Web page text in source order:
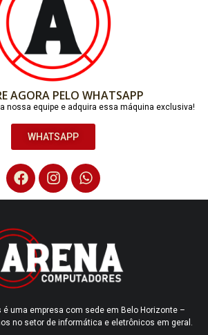
AGORA PELO WHATSAPP
nossa equipe e adquira essa máquina exclusiva!
WHATSAPP
é uma empresa com sede em Belo Horizonte –
no setor de informática e eletrônicos em geral.